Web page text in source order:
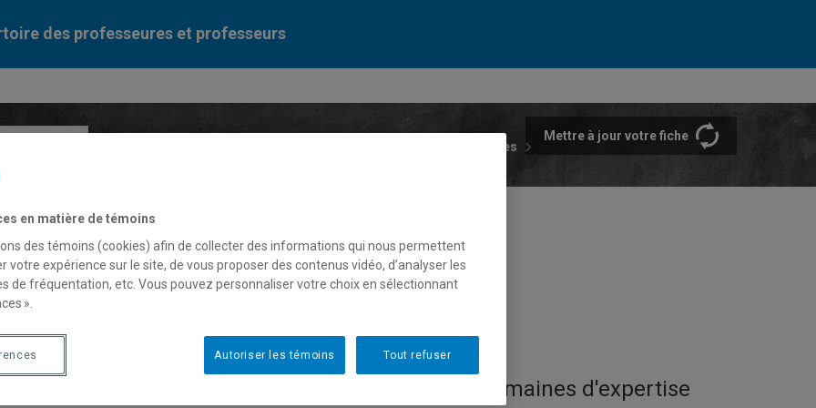
des professeures et professeurs
Liste des professeures et professeurs par départements et écoles
Mettre à jour votre fiche
Domaines d'expertise
en matière de témoins
des témoins (cookies) afin de collecter des informations qui nous permettent
votre expérience sur le site, de vous proposer des contenus vidéo, d’analyser les
de fréquentation, etc. Vous pouvez personnaliser votre choix en sélectionnant
».
Tout refuser
Autoriser les témoins